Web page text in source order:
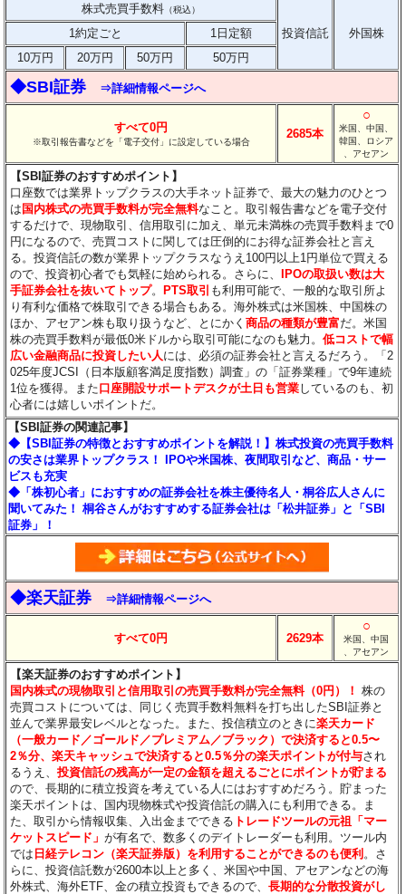
株式売買手数料 （税込）
投資信託 外国株
1約定ごと
1日定額
10万円
20万円 50万円 50万円
◆SBI証券 ⇒詳細情報ページへ
すべて0円
※取引報告書などを「電子交付」に設定している場合
2685本
○
米国、中国、
韓国、ロシア
、アセアン
【SBI証券のおすすめポイント】
口座数では業界トップクラスの大手ネット証券で、最大の魅力のひとつ
は 国内株式の売買手数料が完全無料なこと。取引報告書などを電子交付
するだけで、現物取引、信用取引に加え、単元未満株の売買手数料まで0
円になるので、売買コストに関しては圧倒的にお得な証券会社と言え
る。投資信託の数が業界トップクラスなうえ100円以上1円単位で買える
ので、投資初心者でも気軽に始められる。さらに、
IPOの取扱い数は大
手証券会社を抜いてトップ。 PTS取引 も利用可能で、一般的な取引所よ
り有利な価格で株取引できる場合もある。海外株式は米国株、中国株の
ほか、アセアン株も取り扱うなど、とにかく商品の種類が豊富だ。米国
株の売買手数料が最低0米ドルから取引可能になのも魅力。低コストで幅
広い金融商品に投資したい人 には、必須の証券会社と言えるだろう。「2
025年度JCSI（日本版顧客満足度指数）調査」の「証券業種」で9年連続
1位を獲得。また口座開設サポートデスクが土日も営業しているのも、初
心者には嬉しいポイントだ。
【SBI証券の関連記事】
◆【SBI証券の特徴とおすすめポイントを解説！】株式投資の売買手数料
の安さは業界トップクラス！ IPOや米国株、夜間取引など、商品・サー
ビスも充実
◆「株初心者」におすすめの証券会社を株主優待名人・桐谷広人さんに
聞いてみた！ 桐谷さんがおすすめする証券会社は「松井証券」と「SBI
証券」！
◆楽天証券 ⇒詳細情報ページへ
すべて0円 2629本
○
米国、中国
、アセアン
【楽天証券のおすすめポイント】
国内株式の現物取引と信用取引の売買手数料が完全無料（0円）！ 株の
売買コストについては、同じく売買手数料無料を打ち出したSBI証券と
並んで業界最安レベルとなった。また、投信積立のときに楽天カード
（一般カード／ゴールド／プレミアム／ブラック）で決済すると0.5〜
2％分、楽天キャッシュで決済すると0.5％分の楽天ポイントが付与され
るうえ、投資信託の残高が一定の金額を超えるごとにポイントが貯まる
ので、長期的に積立投資を考えている人にはおすすめだろう。貯まった
楽天ポイントは、国内現物株式や投資信託の購入にも利用できる。ま
た、取引から情報収集、入出金までできる トレードツールの元祖「マー
ケットスピード」が有名で、数多くのデイトレーダーも利用。ツール内
では 日経テレコン（楽天証券版）を利用することができるのも便利 。さ
らに、投資信託数が2600本以上と多く、米国や中国、アセアンなどの海
外株式、海外ETF、金の積立投資もできるので、長期的な分散投資がし